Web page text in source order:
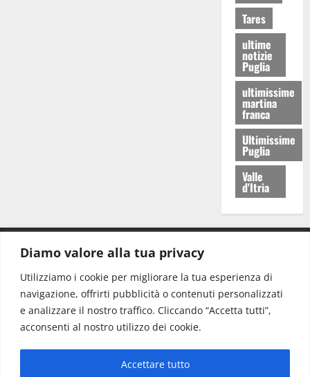
Diamo valore alla tua privacy
Utilizziamo i cookie per migliorare la tua esperienza di
navigazione, offrirti pubblicità o contenuti personalizzati
e analizzare il nostro traffico. Cliccando “Accetta tutti”,
acconsenti al nostro utilizzo dei cookie.
Accettare tutto
Tares
ultime
notizie
Puglia
ultimissime
martina
franca
Ultimissime
Puglia
Valle
d'Itria
Redazione: redazione@www.martinasera.it
Direttore:direttore@www.martinasera.it
Info & Commerciale:info@www.martinasera.it